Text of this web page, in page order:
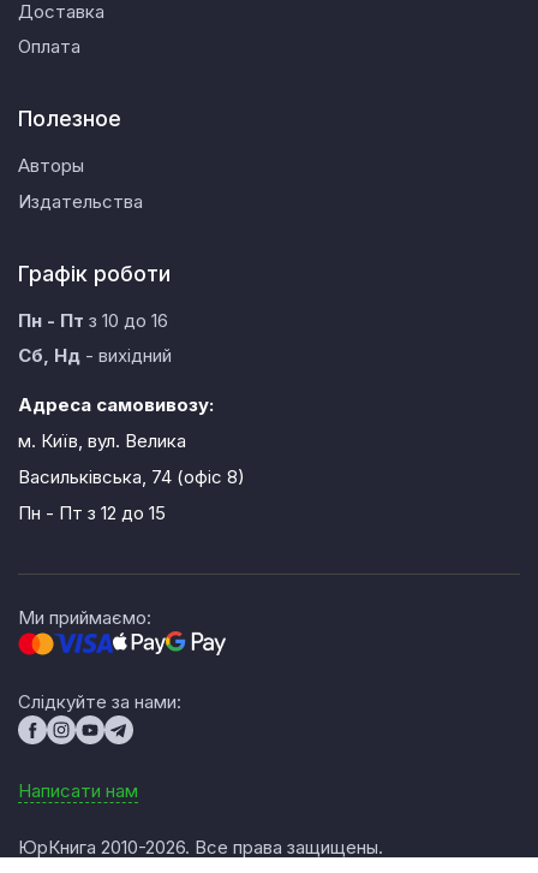
Доставка
Оплата
Полезное
Авторы
Издательства
Графік роботи
Пн - Пт з 10 до 16
Сб, Нд - вихідний
Адреса самовивозу:
м. Київ, вул. Велика
Васильківська, 74 (офіс 8)
Пн - Пт з 12 до 15
Ми приймаємо:
Слідкуйте за нами:
Написати нам
ЮрКнига 2010-2026. Все права защищены.